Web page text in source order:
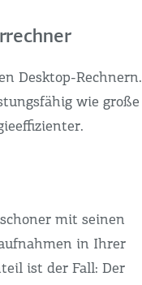
Desktop-Rechnern.
wie große
mit seinen
in Ihrer
ist der Fall: Der